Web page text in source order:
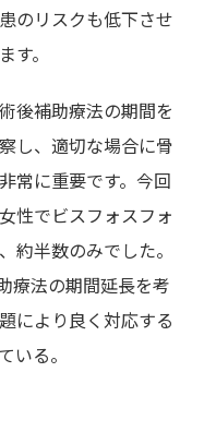
のリスクも低下させ
。
後補助療法の期間を
し、適切な場合に骨
常に重要です。今回
性でビスフォスフォ
約半数のみでした。
療法の期間延長を考
により良く対応する
いる。